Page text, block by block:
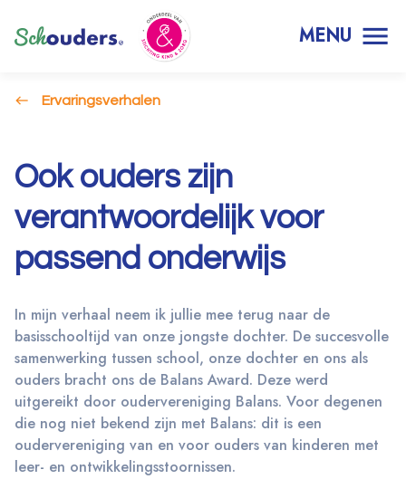
MENU
Ervaringsverhalen
Ook ouders zijn
verantwoordelijk voor
passend onderwijs
In mijn verhaal neem ik jullie mee terug naar de
basisschooltijd van onze jongste dochter. De succesvolle
samenwerking tussen school, onze dochter en ons als
ouders bracht ons de Balans Award. Deze werd
uitgereikt door oudervereniging Balans. Voor degenen
die nog niet bekend zijn met Balans: dit is een
oudervereniging van en voor ouders van kinderen met
leer- en ontwikkelingsstoornissen.